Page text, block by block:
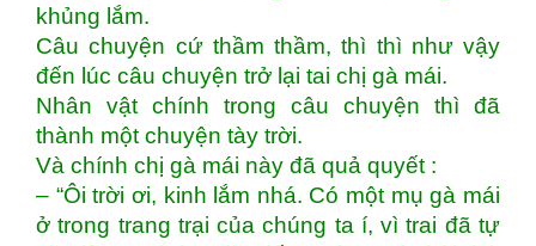
khủng lắm.
Câu chuyện cứ thầm thầm, thì thì như vậy
đến lúc câu chuyện trở lại tai chị gà mái.
Nhân vật chính trong câu chuyện thì đã
thành một chuyện tày trời.
Và chính chị gà mái này đã quả quyết :
– “Ôi trời ơi, kinh lắm nhá. Có một mụ gà mái
ở trong trang trại của chúng ta í, vì trai đã tự